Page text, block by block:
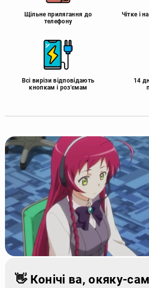
Щільне прилягання до
телефону
Чітке і
Всі вирізи відповідають
кнопкам і роз'ємам
14
👋 Конічі ва, окяку-